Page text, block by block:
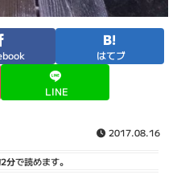
はてブ
LINE
2017.08.16
分で読めます。